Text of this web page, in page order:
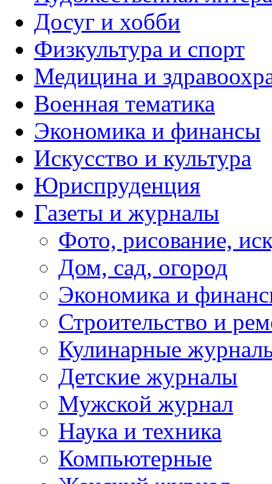
Досуг и хобби
Физкультура и спорт
Медицина и
Военная тематика
Экономика и финансы
Искусство и культура
Юриспруденция
Газеты и журналы
Фото, рисование,
Дом, сад, огород
Экономика и
Строительство и
Кулинарные
Детские журналы
Мужской журнал
Наука и техника
Компьютерные